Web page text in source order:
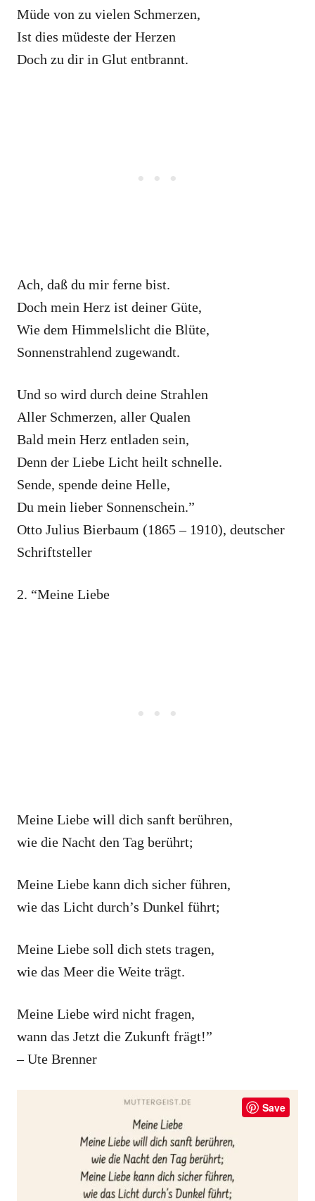
Müde von zu vielen Schmerzen,
Ist dies müdeste der Herzen
Doch zu dir in Glut entbrannt.
Ach, daß du mir ferne bist.
Doch mein Herz ist deiner Güte,
Wie dem Himmelslicht die Blüte,
Sonnenstrahlend zugewandt.
Und so wird durch deine Strahlen
Aller Schmerzen, aller Qualen
Bald mein Herz entladen sein,
Denn der Liebe Licht heilt schnelle.
Sende, spende deine Helle,
Du mein lieber Sonnenschein.”
Otto Julius Bierbaum (1865 – 1910), deutscher
Schriftsteller
2. “Meine Liebe
Meine Liebe will dich sanft berühren,
wie die Nacht den Tag berührt;
Meine Liebe kann dich sicher führen,
wie das Licht durch’s Dunkel führt;
Meine Liebe soll dich stets tragen,
wie das Meer die Weite trägt.
Meine Liebe wird nicht fragen,
wann das Jetzt die Zukunft frägt!”
– Ute Brenner
Save